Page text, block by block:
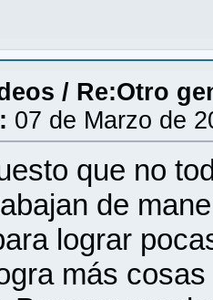
/ Re:Otro
07 de Marzo de
que no
de
lograr
más